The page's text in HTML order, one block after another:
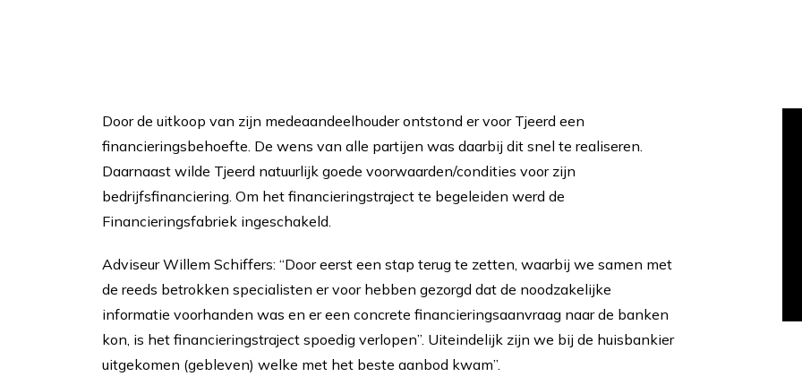
Door de uitkoop van zijn medeaandeelhouder ontstond er voor Tjeerd een
financieringsbehoefte. De wens van alle partijen was daarbij dit snel te realiseren.
Daarnaast wilde Tjeerd natuurlijk goede voorwaarden/condities voor zijn
bedrijfsfinanciering. Om het financieringstraject te begeleiden werd de
Financieringsfabriek ingeschakeld.
Adviseur Willem Schiffers: “Door eerst een stap terug te zetten, waarbij we samen met
de reeds betrokken specialisten er voor hebben gezorgd dat de noodzakelijke
informatie voorhanden was en er een concrete financieringsaanvraag naar de banken
kon, is het financieringstraject spoedig verlopen”. Uiteindelijk zijn we bij de huisbankier
uitgekomen (gebleven) welke met het beste aanbod kwam”.